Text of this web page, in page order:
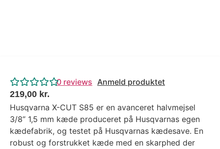
0 reviews Anmeld produktet
219,00 kr.
Husqvarna X-CUT S85 er en avanceret halvmejsel
3/8” 1,5 mm kæde produceret på Husqvarnas egen
kædefabrik, og testet på Husqvarnas kædesave. En
robust og forstrukket kæde med en skarphed der